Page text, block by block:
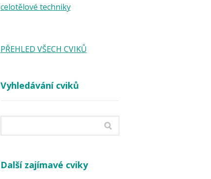
celotělové techniky
PŘEHLED VŠECH CVIKŮ
Vyhledávání cviků
Další zajímavé cviky